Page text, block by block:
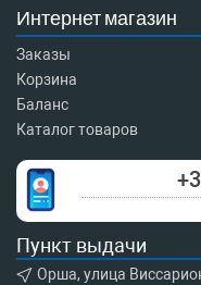
Интернет магазин
Заказы
Корзина
Баланс
Каталог товаров
Пункт выдачи
Орша, улица